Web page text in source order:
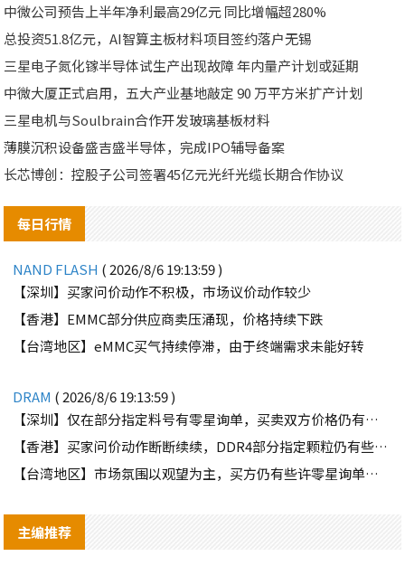
中微公司预告上半年净利最高29亿元 同比增幅超280%
总投资51.8亿元，AI智算主板材料项目签约落户无锡
三星电子氮化镓半导体试生产出现故障 年内量产计划或延期
中微大厦正式启用，五大产业基地敲定 90 万平方米扩产计划
三星电机与Soulbrain合作开发玻璃基板材料
薄膜沉积设备盛吉盛半导体，完成IPO辅导备案
长芯博创：控股子公司签署45亿元光纤光缆长期合作协议
每日行情
NAND FLASH ( 2026/8/6 19:13:59 )
【深圳】买家问价动作不积极，市场议价动作较少
【香港】EMMC部分供应商卖压涌现，价格持续下跌
【台湾地区】eMMC买气持续停滞，由于终端需求未能好转
DRAM ( 2026/8/6 19:13:59 )
【深圳】仅在部分指定料号有零星询单，买卖双方价格仍有差距
【香港】买家问价动作断断续续，DDR4部分指定颗粒仍有些许询单
【台湾地区】市场氛围以观望为主，买方仍有些许零星询单释出
主编推荐